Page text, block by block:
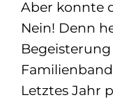
Aber konnte
Nein! Denn
Letztes Jahr